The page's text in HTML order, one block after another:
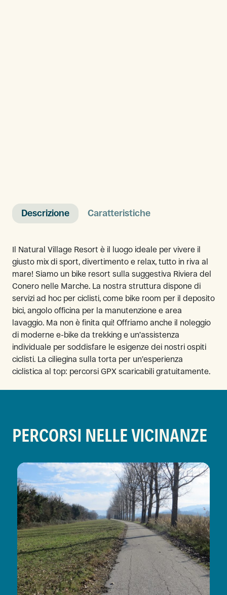
Descrizione Caratteristiche
Il Natural Village Resort è il luogo ideale per vivere il
giusto mix di sport, divertimento e relax, tutto in riva al
mare! Siamo un bike resort sulla suggestiva Riviera del
Conero nelle Marche. La nostra struttura dispone di
servizi ad hoc per ciclisti, come bike room per il deposito
bici, angolo officina per la manutenzione e area
lavaggio. Ma non è finita qui! Offriamo anche il noleggio
di moderne e-bike da trekking e un’assistenza
individuale per soddisfare le esigenze dei nostri ospiti
ciclisti. La ciliegina sulla torta per un’esperienza
ciclistica al top: percorsi GPX scaricabili gratuitamente.
PERCORSI NELLE VICINANZE